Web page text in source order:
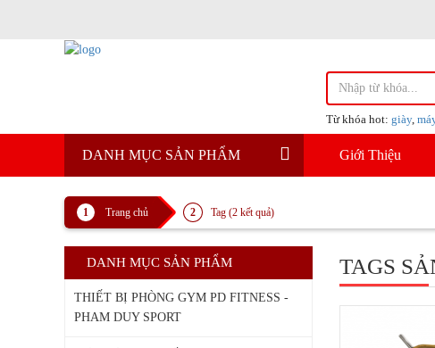
Từ khóa hot: giày,
DANH MỤC SẢN PHẨM Giới Thiệu
Trang chủ Tag (2 kết quả)
DANH MỤC SẢN PHẨM
THIẾT BỊ PHÒNG GYM PD FITNESS -
PHAM DUY SPORT
TAGS